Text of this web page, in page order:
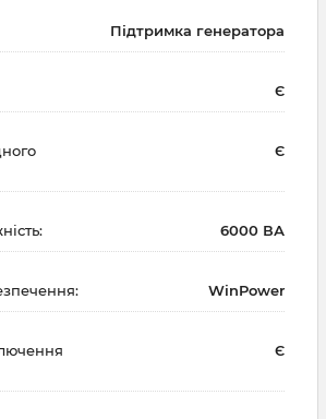
Підтримка генератора
Є
Є
6000 ВА
WinPower
Є